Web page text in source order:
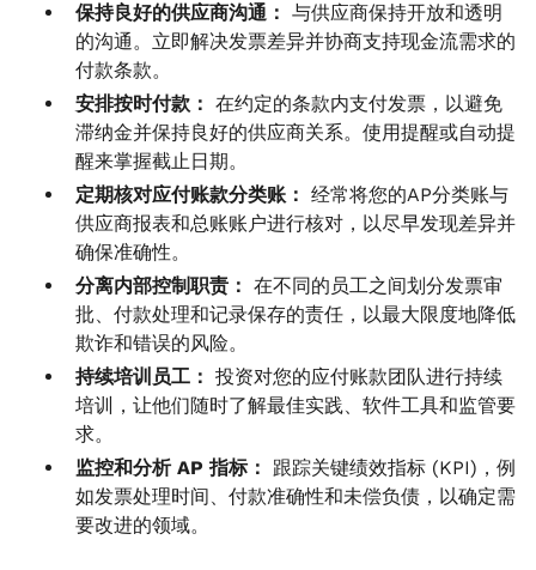
保持良好的供应商沟通： 与供应商保持开放和透明
的沟通。立即解决发票差异并协商支持现金流需求的
付款条款。
安排按时付款： 在约定的条款内支付发票，以避免
滞纳金并保持良好的供应商关系。使用提醒或自动提
醒来掌握截止日期。
定期核对应付账款分类账： 经常将您的AP分类账与
供应商报表和总账账户进行核对，以尽早发现差异并
确保准确性。
分离内部控制职责： 在不同的员工之间划分发票审
批、付款处理和记录保存的责任，以最大限度地降低
欺诈和错误的风险。
持续培训员工： 投资对您的应付账款团队进行持续
培训，让他们随时了解最佳实践、软件工具和监管要
求。
监控和分析 AP 指标： 跟踪关键绩效指标 (KPI)，例
如发票处理时间、付款准确性和未偿负债，以确定需
要改进的领域。